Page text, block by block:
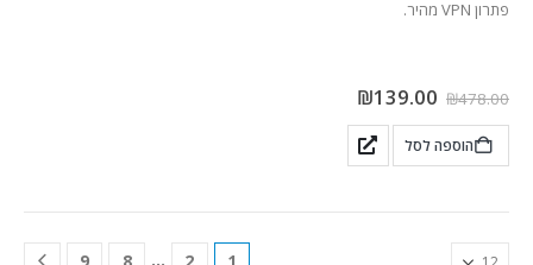
פתרון VPN מהיר.
₪478.00
₪139.00
הוספה לסל
1
2
…
8
9